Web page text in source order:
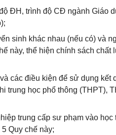
ĐH, trình độ CĐ ngành Giáo
sinh khác nhau (nếu có) và
này, thể hiện chính sách chất
các điều kiện để sử dụng kết
trung học phổ thông (THPT),
trung cấp sư phạm vào học
Quy chế này;